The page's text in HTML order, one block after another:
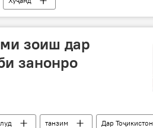
зоиш дар
занонро
танзим Дар Тоҷикистон